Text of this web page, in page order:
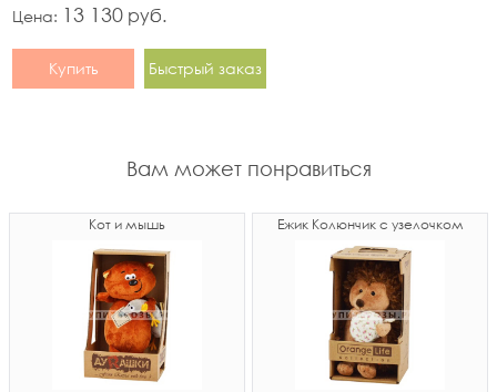
Цена: 13 130 руб.
Купить Быстрый заказ
Вам может понравиться
Кот и мышь Ёжик Колюнчик с узелочком